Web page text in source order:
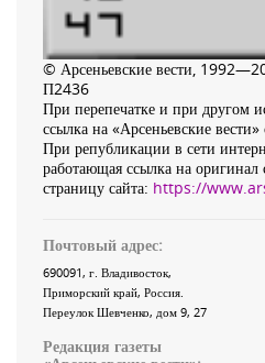
© Арсеньевские вести,
П2436
При перепечатке и при другом
ссылка на «Арсеньевские вести»
При републикации в сети
работающая ссылка на оригинал
страницу сайта: https://
Почтовый адрес:
690091, г. Владивосток,
Приморский край, Россия.
Переулок Шевченко, дом 9, 27
Редакция газеты